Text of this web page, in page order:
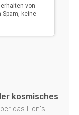
kosmisches
das Lion's